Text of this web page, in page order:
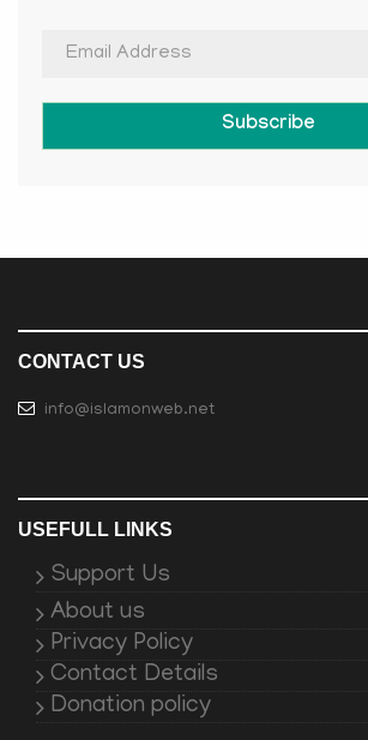
Subscribe
CONTACT US
info@islamonweb.net
USEFULL LINKS
Support Us
About us
Privacy Policy
Contact Details
Donation policy